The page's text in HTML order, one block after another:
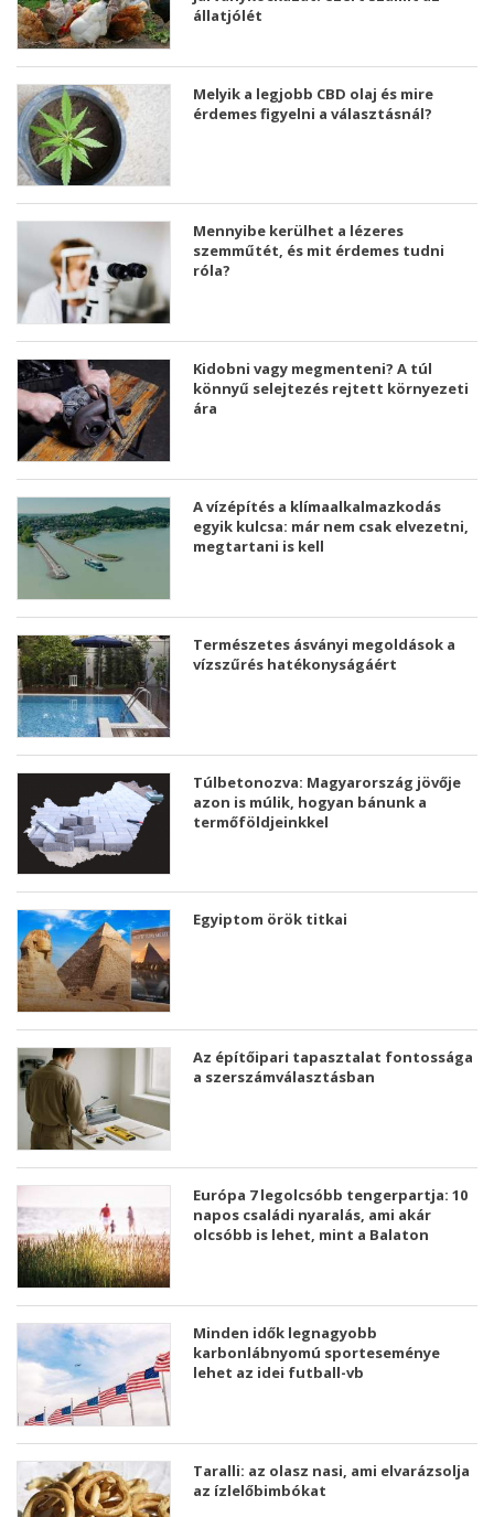
állatjólét
Melyik a legjobb CBD olaj és mire
érdemes figyelni a választásnál?
Mennyibe kerülhet a lézeres
szemműtét, és mit érdemes tudni
róla?
Kidobni vagy megmenteni? A túl
könnyű selejtezés rejtett környezeti
ára
A vízépítés a klímaalkalmazkodás
egyik kulcsa: már nem csak elvezetni,
megtartani is kell
Természetes ásványi megoldások a
vízszűrés hatékonyságáért
Túlbetonozva: Magyarország jövője
azon is múlik, hogyan bánunk a
termőföldjeinkkel
Egyiptom örök titkai
Az építőipari tapasztalat fontossága
a szerszámválasztásban
Európa 7 legolcsóbb tengerpartja: 10
napos családi nyaralás, ami akár
olcsóbb is lehet, mint a Balaton
Minden idők legnagyobb
karbonlábnyomú sporteseménye
lehet az idei futball-vb
Taralli: az olasz nasi, ami elvarázsolja
az ízlelőbimbókat